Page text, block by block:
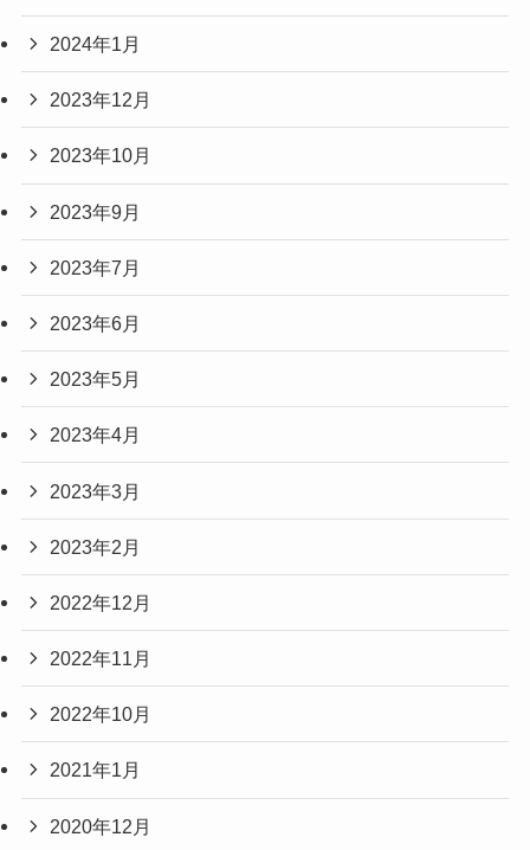
2024年1月
2023年12月
2023年10月
2023年9月
2023年7月
2023年6月
2023年5月
2023年4月
2023年3月
2023年2月
2022年12月
2022年11月
2022年10月
2021年1月
2020年12月